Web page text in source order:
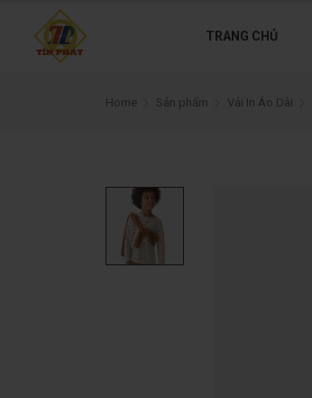
TRANG CHỦ
Home Sản phẩm Vải In Áo Dài